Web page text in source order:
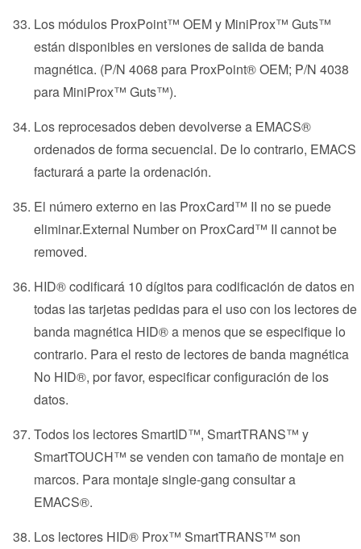
Los módulos ProxPoint™ OEM y MiniProx™ Guts™
están disponibles en versiones de salida de banda
magnética. (P/N 4068 para ProxPoint® OEM; P/N 4038
para MiniProx™ Guts™).
Los reprocesados deben devolverse a EMACS®
ordenados de forma secuencial. De lo contrario, EMACS
facturará a parte la ordenación.
El número externo en las ProxCard™ II no se puede
eliminar.External Number on ProxCard™ II cannot be
removed.
HID® codificará 10 dígitos para codificación de datos en
todas las tarjetas pedidas para el uso con los lectores de
banda magnética HID® a menos que se especifique lo
contrario. Para el resto de lectores de banda magnética
No HID®, por favor, especificar configuración de los
datos.
Todos los lectores SmartID™, SmartTRANS™ y
SmartTOUCH™ se venden con tamaño de montaje en
marcos. Para montaje single-gang consultar a
EMACS®.
Los lectores HID® Prox™ SmartTRANS™ son